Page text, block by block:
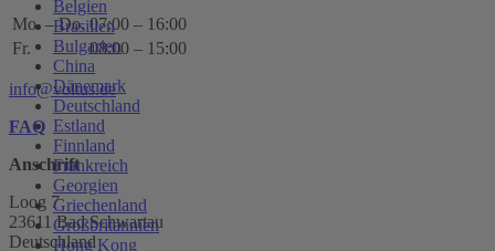
Belgien
Brasilien
Bulgarien
China
Dänemark
Deutschland
Estland
Finnland
Frankreich
Georgien
Griechenland
Großbritannien
Hong Kong
Mo. – Do. 07:00 – 16:00
Fr.
08:00 – 15:00
info@voltus.de
FAQ
Anschrift
Loog 7
23611 Bad Schwartau
Deutschland